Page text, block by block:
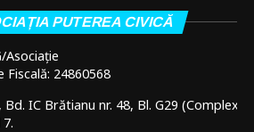
PUTEREA CIVICĂ
Asociație
24860568
IC Brătianu nr. 48, Bl. G29 (Complex